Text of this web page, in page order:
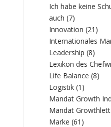
Ich habe keine
auch (7)
Innovation (21)
Internationales
Leadership (8)
Lexikon des
Life Balance (8)
Logistik (1)
Mandat Growth
Mandat
Marke (61)